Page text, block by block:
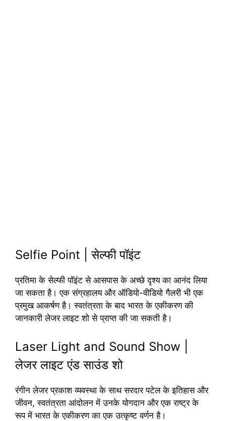
Selfie Point | सेल्फी पॉइंट
प्रतिमा के सेल्फी पॉइंट से आसपास के अच्छे दृश्य का आनंद लिया
जा सकता है। एक संग्रहालय और ऑडियो-वीडियो गैलरी भी एक
प्रमुख आकर्षण है। स्वतंत्रता के बाद भारत के एकीकरण की
जानकारी लेजर लाइट शो से प्राप्त की जा सकती है।
Laser Light and Sound Show |
लेजर लाइट एंड साउंड शो
रंगीन लेजर प्रकाश व्यवस्था के साथ सरदार पटेल के इतिहास और
जीवन, स्वतंत्रता आंदोलन में उनके योगदान और एक राष्ट्र के
रूप में भारत के एकीकरण का एक उत्कृष्ट वर्णन है।